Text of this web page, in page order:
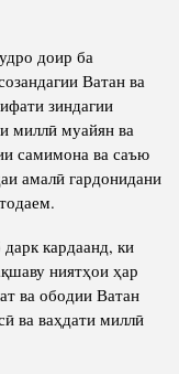
доир ба
Ватан ва
зиндагии
миллӣ муайян ва
самимона ва саъю
амалӣ гардонидани
кардаанд, ки
ниятҳои ҳар
ва ободии Ватан
ва ваҳдати миллӣ